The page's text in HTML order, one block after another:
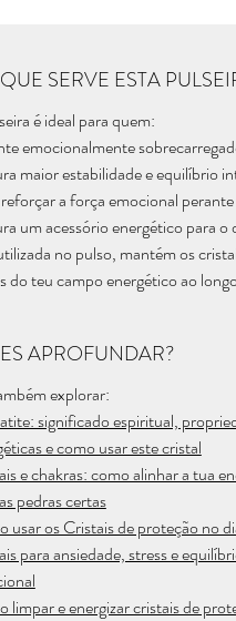
SERVE ESTA
é ideal para quem:
emocionalmente
maior estabilidade e equilíbrio
a força emocional
um acessório energético para o
no pulso, mantém os
do teu campo energético ao
APROFUNDAR?
explorar:
significado espiritual,
e como usar este cristal
e chakras: como alinhar a tua
pedras certas
usar os Cristais de proteção no
para ansiedade, stress e
limpar e energizar cristais de